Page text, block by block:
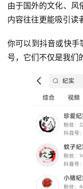
由于国外的文化、风
内容往往更能吸引读
你可以到抖音或快手
号，它们不仅是我们